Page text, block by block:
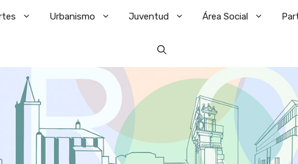
Urbanismo Juventud Área Social